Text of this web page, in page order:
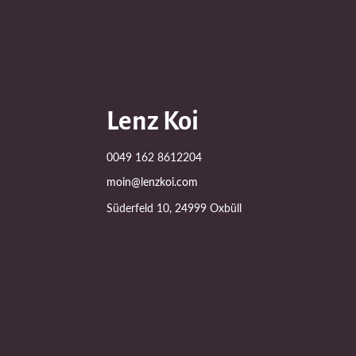
Lenz Koi
0049 162 8612204
moin@lenzkoi.com
Süderfeld 10, 24999 Oxbüll